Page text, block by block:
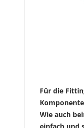
Für die
Wie auch